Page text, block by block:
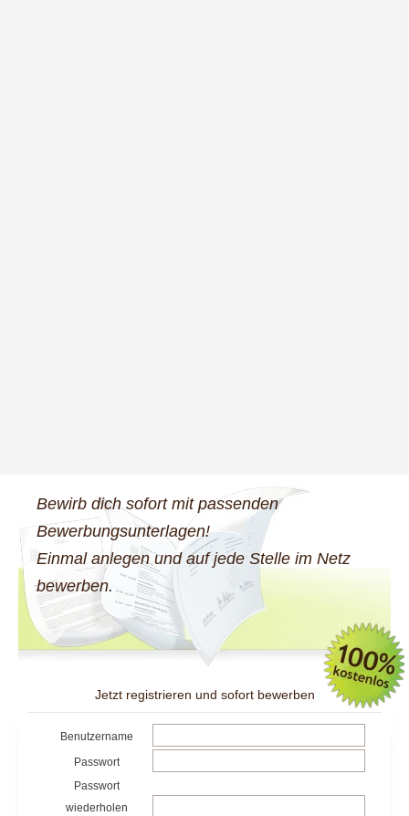
Bewirb dich sofort mit passenden
Bewerbungsunterlagen!
Einmal anlegen und auf jede Stelle im Netz
bewerben.
Jetzt registrieren und sofort bewerben
Benutzername
Passwort
Passwort
wiederholen